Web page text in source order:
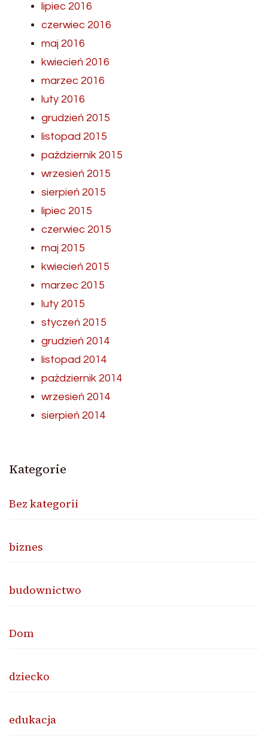
lipiec 2016
czerwiec 2016
maj 2016
kwiecień 2016
marzec 2016
luty 2016
grudzień 2015
listopad 2015
październik 2015
wrzesień 2015
sierpień 2015
lipiec 2015
czerwiec 2015
maj 2015
kwiecień 2015
marzec 2015
luty 2015
styczeń 2015
grudzień 2014
listopad 2014
październik 2014
wrzesień 2014
sierpień 2014
Kategorie
Bez kategorii
biznes
budownictwo
Dom
dziecko
edukacja